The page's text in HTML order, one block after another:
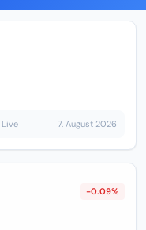
Live 7. August 2026
-0.09%